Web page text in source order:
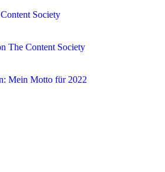
Society
The Content Society
Mein Motto für 2022